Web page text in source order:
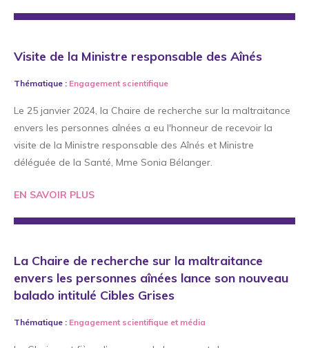
Visite de la Ministre responsable des Aînés
Thématique : Engagement scientifique
Le 25 janvier 2024, la Chaire de recherche sur la maltraitance
envers les personnes aînées a eu l'honneur de recevoir la
visite de la Ministre responsable des Aînés et Ministre
déléguée de la Santé, Mme Sonia Bélanger.
EN SAVOIR PLUS
La Chaire de recherche sur la maltraitance
envers les personnes aînées lance son nouveau
balado intitulé Cibles Grises
Thématique : Engagement scientifique et média